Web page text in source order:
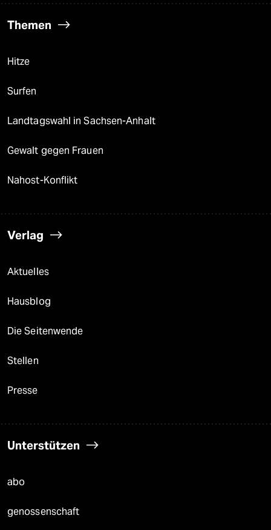
Themen
Hitze
Surfen
Landtagswahl in Sachsen-Anhalt
Gewalt gegen Frauen
Nahost-Konflikt
Verlag
Aktuelles
Hausblog
Die Seitenwende
Stellen
Presse
Unterstützen
abo
genossenschaft